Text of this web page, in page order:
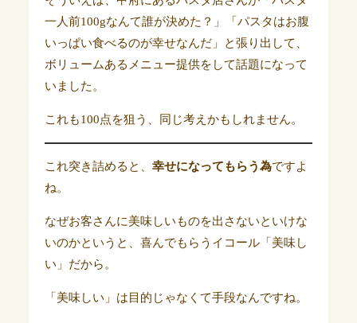
一人前100gなんて誰が決めた？」「パスタはお腹
いっぱい食べるのが幸せなんだ」と張り出して、
ボリュームあるメニュー提供をして話題になって
いました。
これも100点を狙う、同じ考えかもしれません。
これ突き詰めると、 幸せになってもらう為ですよ
ね。
なぜお客さんに美味しいものを出さないといけな
いのかというと、喜んでもらうイコール「美味し
い」だから。
「美味しい」は目的じゃなくて手段なんですね。